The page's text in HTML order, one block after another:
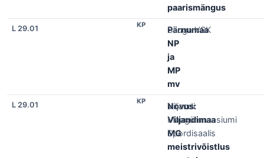
paarismängus
L 29.01 KP
Pärnumaa
NP
ja
MP
mv
Sauga VSK
L 29.01 KP
Novus:
Viljandimaa
MG
meistrivõistlus
Viljandi
Maagümnaasiumi
Spordisaalis